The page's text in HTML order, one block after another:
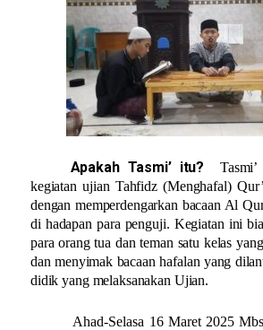
Apakah Tasmi’ itu? Tasmi’
kegiatan ujian Tahfidz (Menghafal)
dengan memperdengarkan bacaan Al
di hadapan para penguji. Kegiatan ini
para orang tua dan teman satu kelas
dan menyimak bacaan hafalan yang
didik yang melaksanakan Ujian.
Ahad-Selasa 16 Maret 2025 Mbs